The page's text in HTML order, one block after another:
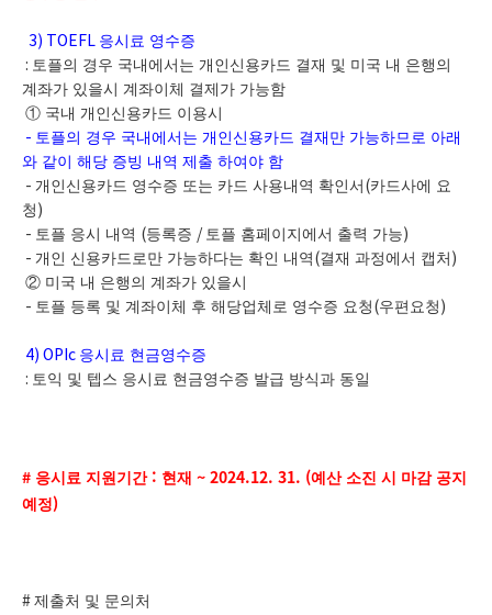
3) TOEFL 응시료 영수증
: 토플의 경우 국내에서는 개인신용카드 결재 및 미국 내 은행의
계좌가 있을시 계좌이체 결제가 가능함
① 국내 개인신용카드 이용시
- 토플의 경우 국내에서는 개인신용카드 결재만 가능하므로 아래
와 같이 해당 증빙 내역 제출 하여야 함
- 개인신용카드 영수증 또는 카드 사용내역 확인서 (카드사에 요
청 )
- 토플 응시 내역 (등록증 / 토플 홈페이지에서 출력 가능)
- 개인 신용카드로만 가능하다는 확인 내역 (결재 과정에서 캡처 )
② 미국 내 은행의 계좌가 있을시
- 토플 등록 및 계좌이체 후 해당업체로 영수증 요청 (우편요청 )
4) OPIc 응시료 현금영수증
: 토익 및 텝스 응시료 현금영수증 발급 방식과 동일
# 응시료 지원기간 : 현재 ~ 2024.12. 31. (예산 소진 시 마감 공지
예정)
# 제출처 및 문의처